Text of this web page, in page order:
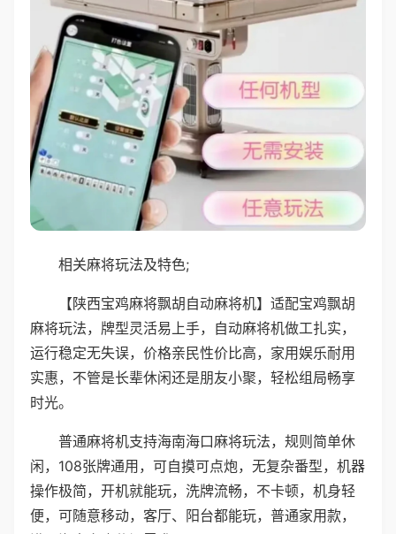
相关麻将玩法及特色;
【陕西宝鸡麻将飘胡自动麻将机】适配宝鸡飘胡
麻将玩法，牌型灵活易上手，自动麻将机做工扎实，
运行稳定无失误，价格亲民性价比高，家用娱乐耐用
实惠，不管是长辈休闲还是朋友小聚，轻松组局畅享
时光。
普通麻将机支持海南海口麻将玩法，规则简单休
闲，108张牌通用，可自摸可点炮，无复杂番型，机器
操作极简，开机就能玩，洗牌流畅，不卡顿，机身轻
便，可随意移动，客厅、阳台都能玩，普通家用款，